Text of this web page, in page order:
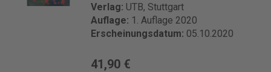
Verlag: UTB, Stuttgart
Auflage: 1. Auflage 2020
Erscheinungsdatum: 05.10.2020
41,90 €